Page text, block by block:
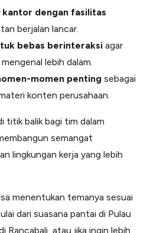
kantor dengan fasilitas
berjalan lancar.
bebas berinteraksi agar
lebih dalam.
momen penting sebagai
konten perusahaan.
titik balik bagi tim dalam
semangat
lingkungan kerja yang lebih
menentukan temanya sesuai
dari suasana pantai di Pulau
Rancabali, atau jika ingin lebih